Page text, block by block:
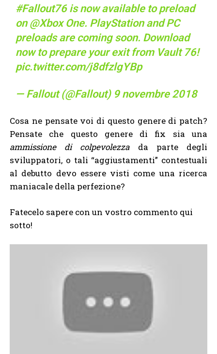
#Fallout76is now available to preload
on@XboxOne. PlayStation and PC
preloads are coming soon. Download
now to prepare your exit from Vault 76!
pic.twitter.com/j8dfzlgYBp
— Fallout (@Fallout) 9 novembre 2018
Cosa ne pensate voi di questo genere di patch?
Pensate che questo genere di fix sia una
ammissione di colpevolezzada parte degli
sviluppatori, o tali “aggiustamenti” contestuali
al debutto devo essere visti come una ricerca
maniacale della perfezione?
Fatecelo sapere con un vostro commento qui
sotto!